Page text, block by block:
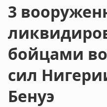
3
бойцами
сил
Бенуэ